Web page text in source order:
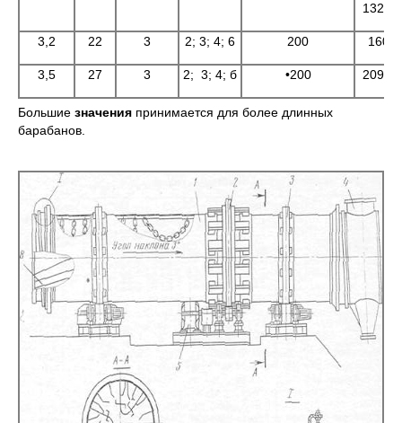
132,6
3,2 22 3 2; 3; 4; 6 200 160
3,5 27 3 2; 3; 4; б •200 209,8
Большие значения принимается для более длинных
барабанов.